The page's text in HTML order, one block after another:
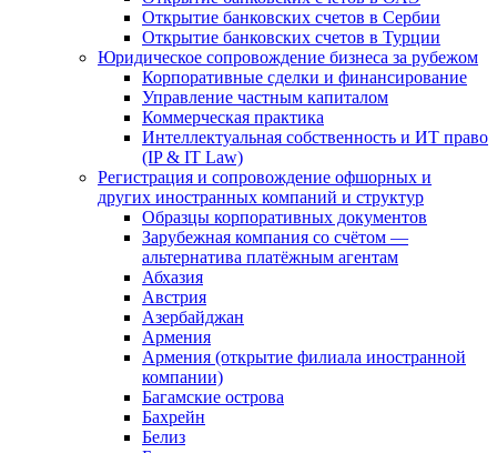
Открытие банковских счетов в Сербии
Открытие банковских счетов в Турции
Юридическое сопровождение бизнеса за рубежом
Корпоративные сделки и финансирование
Управление частным капиталом
Коммерческая практика
Интеллектуальная собственность и ИТ право
(IP & IT Law)
Регистрация и сопровождение офшорных и
других иностранных компаний и структур
Образцы корпоративных документов
Зарубежная компания со счётом —
альтернатива платёжным агентам
Абхазия
Австрия
Азербайджан
Армения
Армения (открытие филиала иностранной
компании)
Багамские острова
Бахрейн
Белиз